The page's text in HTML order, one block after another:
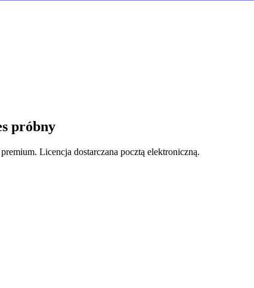
próbny
Licencja dostarczana pocztą elektroniczną.